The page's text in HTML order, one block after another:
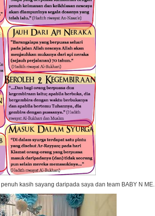
kasih sayang daripada saya dan team BABY N ME.